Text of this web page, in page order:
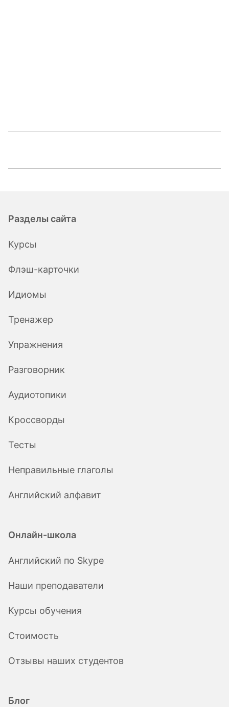
Разделы сайта
Курсы
Флэш-карточки
Идиомы
Тренажер
Упражнения
Разговорник
Аудиотопики
Кроссворды
Тесты
Неправильные глаголы
Английский алфавит
Онлайн-школа
Английский по Skype
Наши преподаватели
Курсы обучения
Стоимость
Отзывы наших студентов
Блог